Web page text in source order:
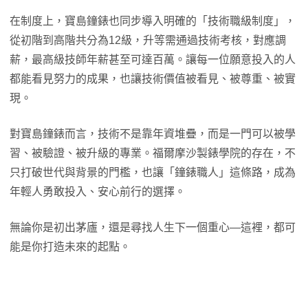
在制度上，寶島鐘錶也同步導入明確的「技術職級制度」，
從初階到高階共分為12級，升等需通過技術考核，對應調
薪，最高級技師年薪甚至可達百萬。讓每一位願意投入的人
都能看見努力的成果，也讓技術價值被看見、被尊重、被實
現。
對寶島鐘錶而言，技術不是靠年資堆疊，而是一門可以被學
習、被驗證、被升級的專業。福爾摩沙製錶學院的存在，不
只打破世代與背景的門檻，也讓「鐘錶職人」這條路，成為
年輕人勇敢投入、安心前行的選擇。
無論你是初出茅廬，還是尋找人生下一個重心—這裡，都可
能是你打造未來的起點。